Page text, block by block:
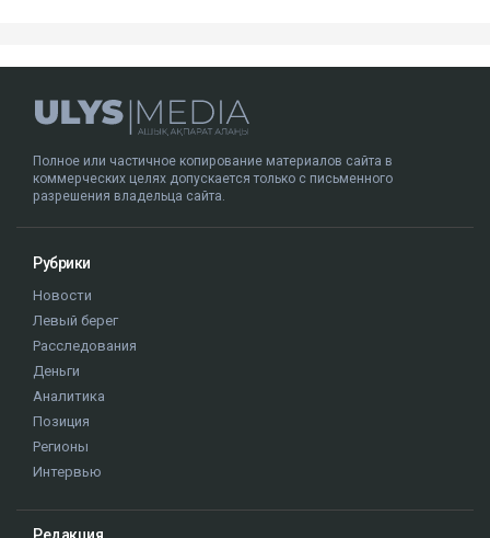
Полное или частичное копирование материалов сайта в
коммерческих целях допускается только с письменного
разрешения владельца сайта.
Рубрики
Новости
Левый берег
Расследования
Деньги
Аналитика
Позиция
Регионы
Интервью